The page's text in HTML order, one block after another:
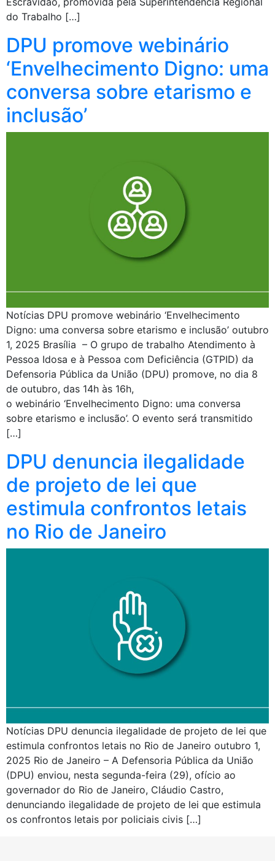
do Trabalho […]
DPU promove webinário
‘Envelhecimento Digno: uma
conversa sobre etarismo e
inclusão’
Notícias DPU promove webinário ‘Envelhecimento
Digno: uma conversa sobre etarismo e inclusão’ outubro
1, 2025 Brasília – O grupo de trabalho Atendimento à
Pessoa Idosa e à Pessoa com Deficiência (GTPID) da
Defensoria Pública da União (DPU) promove, no dia 8
de outubro, das 14h às 16h,
o webinário ‘Envelhecimento Digno: uma conversa
sobre etarismo e inclusão’. O evento será transmitido
[…]
DPU denuncia ilegalidade
de projeto de lei que
estimula confrontos letais
no Rio de Janeiro
Notícias DPU denuncia ilegalidade de projeto de lei que
estimula confrontos letais no Rio de Janeiro outubro 1,
2025 Rio de Janeiro – A Defensoria Pública da União
(DPU) enviou, nesta segunda-feira (29), ofício ao
governador do Rio de Janeiro, Cláudio Castro,
denunciando ilegalidade de projeto de lei que estimula
os confrontos letais por policiais civis […]